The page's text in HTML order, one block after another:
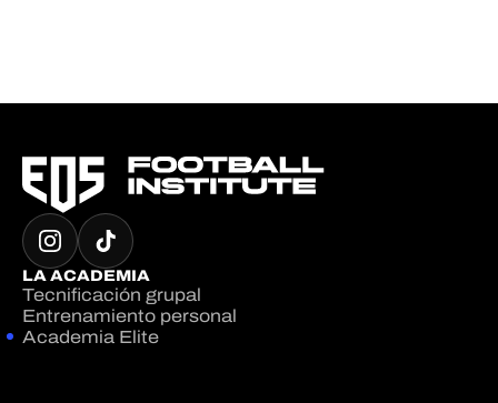
LA ACADEMIA
Tecnificación grupal
Entrenamiento personal
Academia Elite